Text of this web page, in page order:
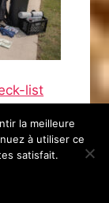
list
la meilleure
à utiliser ce
satisfait.